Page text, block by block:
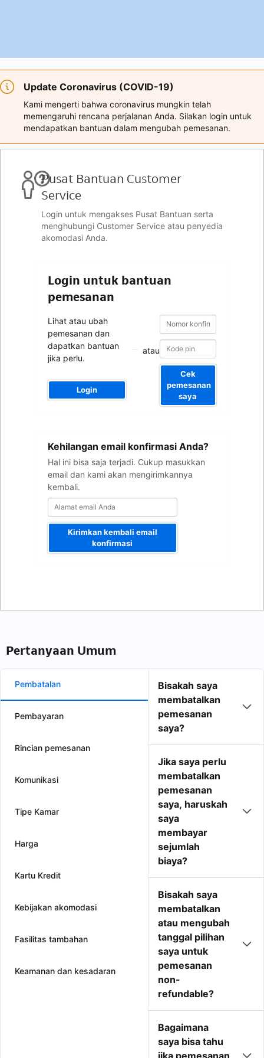
Update Coronavirus (COVID-19)
Kami mengerti bahwa coronavirus mungkin telah
memengaruhi rencana perjalanan Anda. Silakan login untuk
mendapatkan bantuan dalam mengubah pemesanan.
Pusat Bantuan Customer
Service
Login untuk mengakses Pusat Bantuan serta
menghubungi Customer Service atau penyedia
akomodasi Anda.
Login untuk bantuan
pemesanan
Lihat atau ubah
pemesanan dan
dapatkan bantuan
jika perlu.
Login
atau
Nomor
konfirmasi
Nomor
konfirmasi
Cek
pemesanan
saya
Kehilangan email konfirmasi Anda?
Hal ini bisa saja terjadi. Cukup masukkan
email dan kami akan mengirimkannya
kembali.
Anda
Kirimkan kembali email
konfirmasi
Pertanyaan Umum
Pembatalan
Pembayaran
Rincian pemesanan
Komunikasi
Tipe Kamar
Harga
Kartu Kredit
Kebijakan akomodasi
Fasilitas tambahan
Keamanan dan kesadaran
Bisakah saya
membatalkan
pemesanan
saya?
Jika saya perlu
membatalkan
pemesanan
saya, haruskah
saya
membayar
sejumlah
biaya?
Bisakah saya
membatalkan
atau mengubah
tanggal pilihan
saya untuk
pemesanan
non-
refundable?
Bagaimana
saya bisa tahu
jika pemesanan